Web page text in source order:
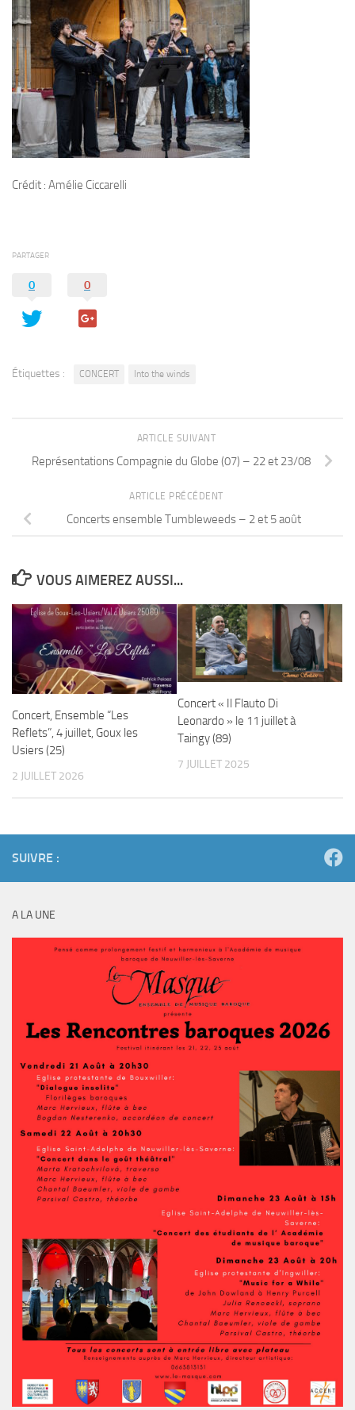
Crédit : Amélie Ciccarelli
PARTAGER
0 0
Étiquettes : CONCERT Into the winds
ARTICLE SUIVANT
Représentations Compagnie du Globe (07) – 22 et 23/08
ARTICLE PRÉCÉDENT
Concerts ensemble Tumbleweeds – 2 et 5 août
VOUS AIMEREZ AUSSI...
Concert, Ensemble “Les
Reflets”, 4 juillet, Goux les
Usiers (25)
2 JUILLET 2026
Concert « Il Flauto Di
Leonardo » le 11 juillet à
Taingy (89)
7 JUILLET 2025
SUIVRE :
A LA UNE